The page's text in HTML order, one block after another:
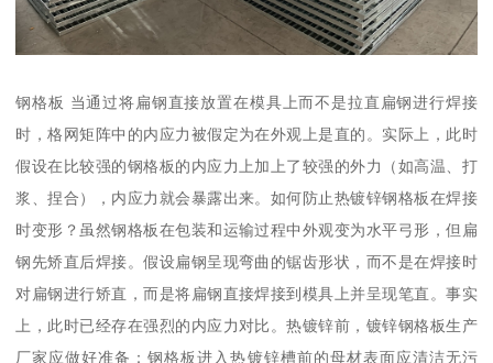
钢格板 当通过将扁钢直接放置在模具上而不是拉直扁钢进行焊接
时，格网矩阵中的内应力被假定为在外观上是直的。实际上，此时
假设在比较强的钢格板的内应力上加上了较强的外力（如高温、打
浆、捏合），内应力就会暴露出来。如何防止热镀锌钢格板在焊接
时变形？虽然钢格板在包装和运输过程中外观变为水平弓形，但扁
钢先矫直后焊接。假设扁钢呈现弯曲的锯齿形状，而不是在焊接时
对扁钢进行矫直，而是将扁钢直接焊接到模具上并呈现笔直。事实
上，此时已经存在强烈的内应力对比。热镀锌前，镀锌钢格板生产
厂家应做好准备：钢格板进入热镀锌槽前的母材表面应清洁无污